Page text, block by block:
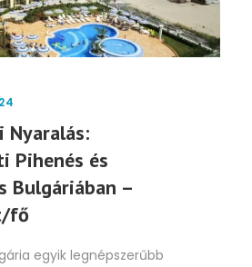
Nyaralás:
Pihenés és
Bulgáriában –
fő
egyik legnépszerűbb